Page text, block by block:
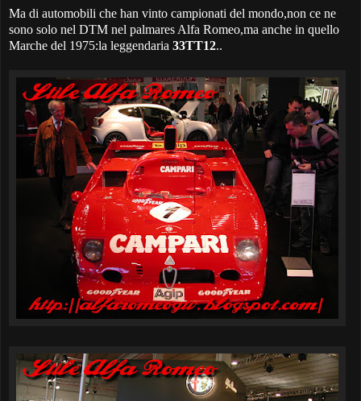
Ma di automobili che han vinto campionati del mondo,non ce ne
sono solo nel DTM nel palmares Alfa Romeo,ma anche in quello
Marche del 1975:la leggendaria 33TT12..